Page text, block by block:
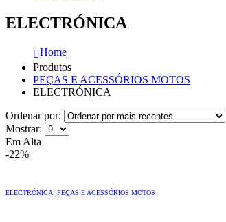
ELECTRÓNICA
Home
Produtos
PEÇAS E ACESSÓRIOS MOTOS
ELECTRÓNICA
Ordenar por:
Mostrar:
Em Alta
-22%
ELECTRÓNICA PEÇAS E ACESSÓRIOS MOTOS